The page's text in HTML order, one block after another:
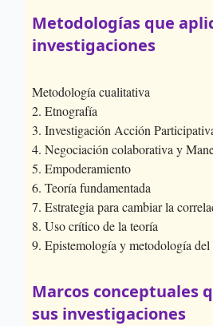
Metodologías que
investigaciones
Metodología cualitativa
2. Etnografía
3. Investigación Acción
4. Negociación colaborativa y
5. Empoderamiento
6. Teoría fundamentada
7. Estrategia para cambiar la
8. Uso crítico de la teoría
9. Epistemología y metodología
Marcos conceptuales
sus investigaciones